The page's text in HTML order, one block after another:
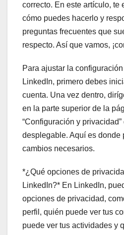
correcto. En este artículo, te
cómo puedes hacerlo y
preguntas frecuentes que
respecto. Así que vamos,
Para ajustar la
LinkedIn, primero debes
cuenta. Una vez dentro,
en la parte superior de la
“Configuración y
desplegable. Aquí es donde
cambios necesarios.
*¿Qué opciones de
LinkedIn?* En LinkedIn,
opciones de privacidad,
perfil, quién puede ver tus
puede ver tus actividades y